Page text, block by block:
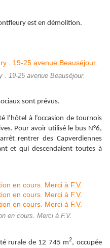
est en démolition.
. 19-25 avenue Beauséjour.
sont prévus.
l’hôtel à l’occasion de tournois
Pour avoir utilisé le bus N°6,
rentrer des Capverdiennes
et qui descendaient toutes à
en cours. Merci à F.V.
rurale de 12 745 m2, occupée